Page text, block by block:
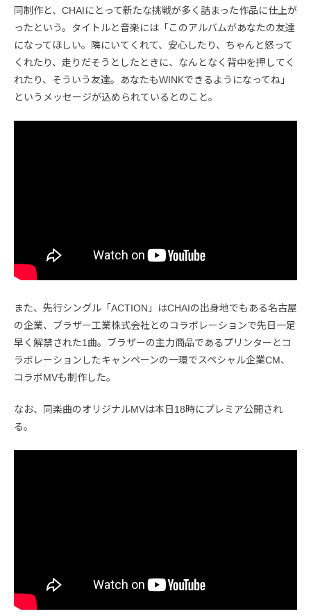
同制作と、CHAIにとって新たな挑戦が多く詰まった作品に仕上が
ったという。タイトルと音楽には「このアルバムがあなたの友達
になってほしい。隣にいてくれて、安心したり、ちゃんと怒って
くれたり、走りだそうとしたときに、なんとなく背中を押してく
れたり、そういう友達。あなたもWINKできるようになってね」
というメッセージが込められているとのこと。
また、先行シングル「ACTION」はCHAIの出身地でもある名古屋
の企業、ブラザー工業株式会社とのコラボレーションで先日一足
早く解禁された1曲。ブラザーの主力商品であるプリンターとコ
ラボレーションしたキャンペーンの一環でスペシャル企業CM、
コラボMVも制作した。
なお、同楽曲のオリジナルMVは本日18時にプレミア公開され
る。